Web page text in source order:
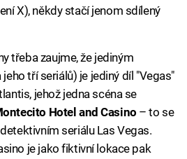
X), někdy stačí jenom sdílený
třeba zaujme, že jediným
tří seriálů) je jediný díl "Vegas"
jehož jedna scéna se
Hotel and Casino – to se
seriálu Las Vegas.
je jako fiktivní lokace pak